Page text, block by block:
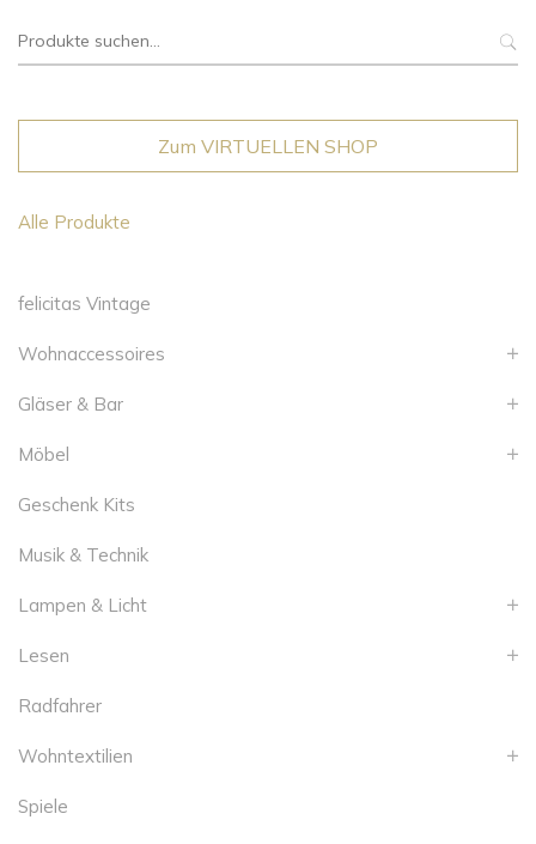
Suche
Zum VIRTUELLEN SHOP
Alle Produkte
felicitas Vintage
Wohnaccessoires
Gläser & Bar
Möbel
Geschenk Kits
Musik & Technik
Lampen & Licht
Lesen
Radfahrer
Wohntextilien
Spiele